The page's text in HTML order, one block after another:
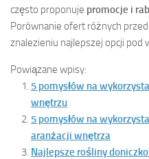
często proponuje promocje i
Porównanie ofert różnych
znalezieniu najlepszej opcji pod
Powiązane wpisy:
5 pomysłów na
wnętrzu
5 pomysłów na
aranżacji wnętrza
Najlepsze rośliny